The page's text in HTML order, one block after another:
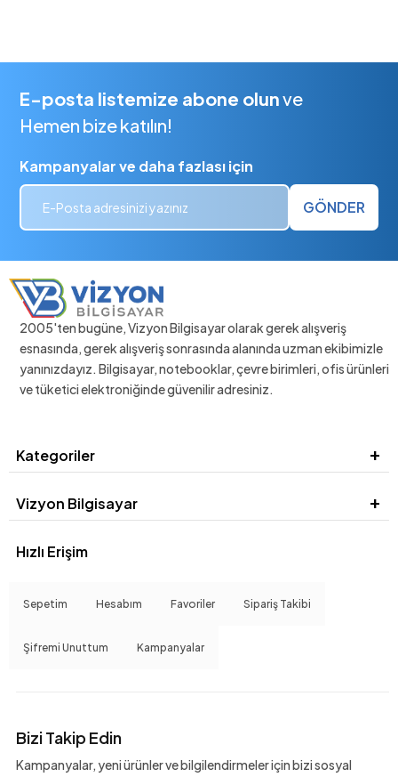
E-posta listemize abone olunve
Hemen bize katılın!
Kampanyalar ve daha fazlası için
GÖNDER
2005'ten bugüne, Vizyon Bilgisayar olarak gerek alışveriş
esnasında, gerek alışveriş sonrasında alanında uzman ekibimizle
yanınızdayız. Bilgisayar, notebooklar, çevre birimleri, ofis ürünleri
ve tüketici elektroniğinde güvenilir adresiniz.
Kategoriler
Vizyon Bilgisayar
Hızlı Erişim
Sepetim Hesabım Favoriler Sipariş Takibi
Şifremi Unuttum Kampanyalar
Bizi Takip Edin
Kampanyalar, yeni ürünler ve bilgilendirmeler için bizi sosyal